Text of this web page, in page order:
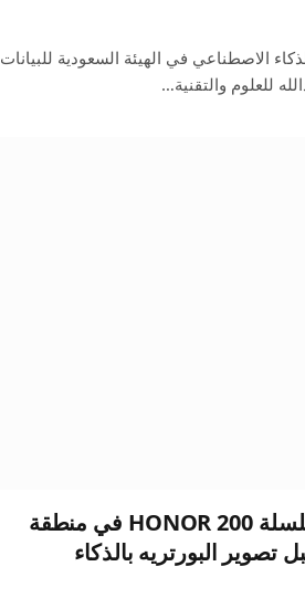
الاصطناعي في الهيئة السعودية للبيانات
للعلوم والتقنية…
علامة HONOR تعلن عن إطلاق سلسلة HONOR 200 في منطقة
البورتريه بالذكاء